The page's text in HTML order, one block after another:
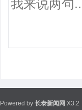
Powered by 长泰新闻网 X3.2